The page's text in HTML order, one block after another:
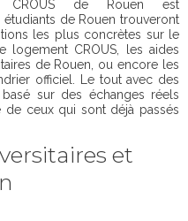
CROUS de Rouen est
de Rouen trouveront
les plus concrètes sur le
logement CROUS, les aides
de Rouen, ou encore les
officiel. Le tout avec des
sur des échanges réels
de ceux qui sont déjà passés
et